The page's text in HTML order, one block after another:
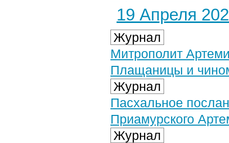
19 Апреля
Журнал
Митрополит
Плащаницы и
Журнал
Пасхальное
Приамурского
Журнал